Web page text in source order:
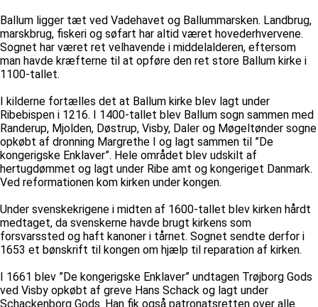
Ballum ligger tæt ved Vadehavet og Ballummarsken. Landbrug,
marskbrug, fiskeri og søfart har altid været hovederhvervene.
Sognet har været ret velhavende i middelalderen, eftersom
man havde kræfterne til at opføre den ret store Ballum kirke i
1100-tallet.
I kilderne fortælles det at Ballum kirke blev lagt under
Ribebispen i 1216. I 1400-tallet blev Ballum sogn sammen med
Randerup, Mjolden, Døstrup, Visby, Daler og Møgeltønder sogne
opkøbt af dronning Margrethe I og lagt sammen til ”De
kongerigske Enklaver”. Hele området blev udskilt af
hertugdømmet og lagt under Ribe amt og kongeriget Danmark.
Ved reformationen kom kirken under kongen.
Under svenskekrigene i midten af 1600-tallet blev kirken hårdt
medtaget, da svenskerne havde brugt kirkens som
forsvarssted og haft kanoner i tårnet. Sognet sendte derfor i
1653 et bønskrift til kongen om hjælp til reparation af kirken.
I 1661 blev ”De kongerigske Enklaver” undtagen Trøjborg Gods
ved Visby opkøbt af greve Hans Schack og lagt under
Schackenborg Gods. Han fik også patronatsretten over alle